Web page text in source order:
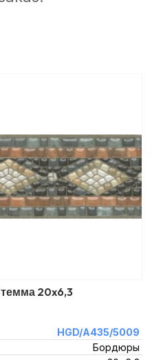
20x6,3
HGD/A435/5009
Бордюры